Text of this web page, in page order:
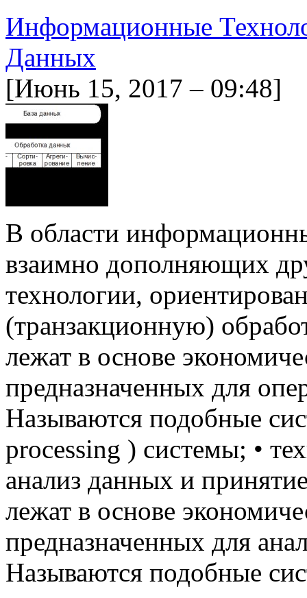
Информационные
Данных
[Июнь 15, 2017 – 09:48]
В области
взаимно дополняющих
технологии,
(транзакционную)
лежат в основе
предназначенных для
Называются подобные
processing ) системы; •
анализ данных и
лежат в основе
предназначенных для
Называются подобные